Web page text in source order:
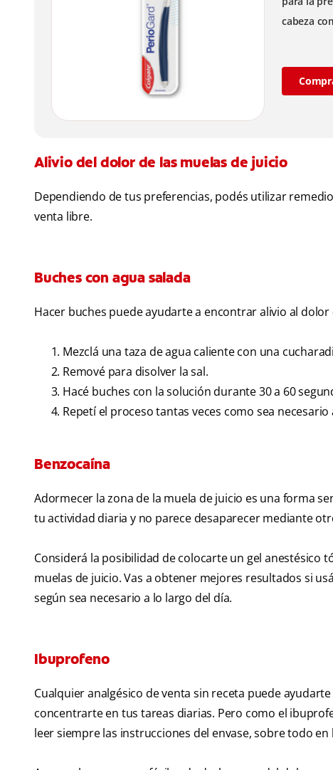
cabeza
Alivio del dolor de las muelas de juicio
Dependiendo de tus preferencias, podés utilizar
venta libre.
Buches con agua salada
Hacer buches puede ayudarte a encontrar alivio al
Mezclá una taza de agua caliente con una
Remové para disolver la sal.
Hacé buches con la solución durante 30 a 60
Repetí el proceso tantas veces como sea necesario
Benzocaína
Adormecer la zona de la muela de juicio es una forma
tu actividad diaria y no parece desaparecer mediante
Considerá la posibilidad de colocarte un gel anestésico
muelas de juicio. Vas a obtener mejores resultados si
según sea necesario a lo largo del día.
Ibuprofeno
Cualquier analgésico de venta sin receta puede
concentrarte en tus tareas diarias. Pero como el
leer siempre las instrucciones del envase, sobre todo en